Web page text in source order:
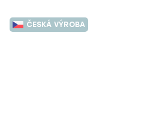
ČESKÁ VÝROBA